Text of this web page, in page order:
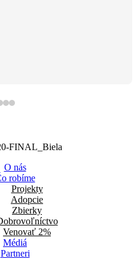
O nás
robíme
Projekty
Adopcie
Zbierky
Venovať 2%
Médiá
Partneri